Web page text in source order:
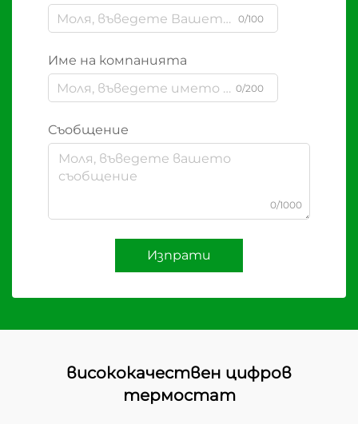
0/100
Име на компанията
0/200
Съобщение
0/1000
Изпрати
висококачествен цифров
термостат